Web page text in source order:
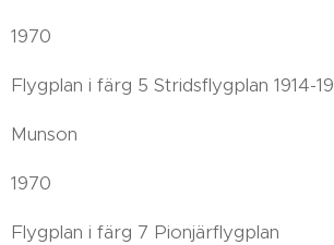
1970
Flygplan i färg 5 Stridsflygplan 1914-19
Munson
1970
Flygplan i färg 7 Pionjärflygplan